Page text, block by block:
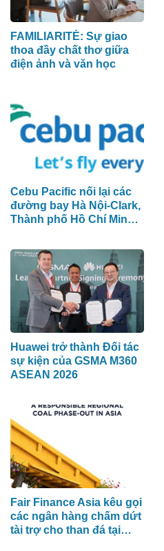
FAMILIARITÉ: Sự giao
thoa đầy chất thơ giữa
điện ảnh và văn học
Cebu Pacific nối lại các
đường bay Hà Nội-Clark,
Thành phố Hồ Chí Minh-
Huawei trở thành Đối tác
sự kiện của GSMA M360
ASEAN 2026
Fair Finance Asia kêu gọi
các ngân hàng chấm dứt
tài trợ cho than đá tại